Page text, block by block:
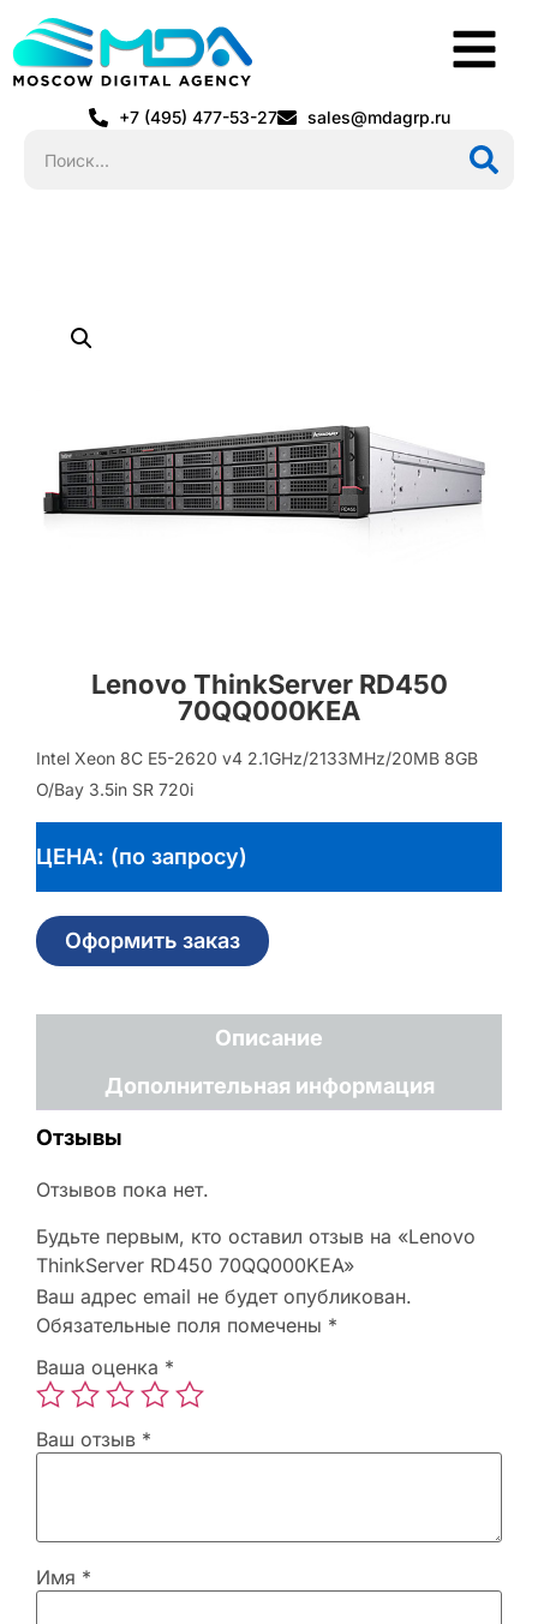
+7 (495) 477-53-27 sales@mdagrp.ru
Lenovo ThinkServer RD450
70QQ000KEA
Intel Xeon 8C E5-2620 v4 2.1GHz/2133MHz/20MB 8GB
O/Bay 3.5in SR 720i
ЦЕНА: (по запросу)
Оформить заказ
Описание
Дополнительная информация
Отзывы
Отзывов пока нет.
Будьте первым, кто оставил отзыв на «Lenovo
ThinkServer RD450 70QQ000KEA»
Ваш адрес email не будет опубликован.
Обязательные поля помечены *
Ваша оценка *
Ваш отзыв *
Имя *